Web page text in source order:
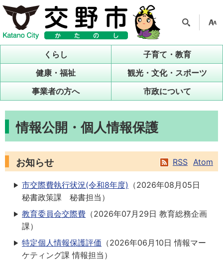
ル
くらし
子育て・教育
健康・福祉
観光・文化・スポーツ
事業者の方へ
市政について
情報公開・個人情報保護
お知らせ RSS Atom
市交際費執行状況(令和8年度) （2026年08月05日
秘書政策課 秘書担当 ）
教育委員会交際費 （2026年07月29日 教育総務企画
課）
特定個人情報保護評価 （2026年06月10日 情報マー
ケティング課 情報担当 ）